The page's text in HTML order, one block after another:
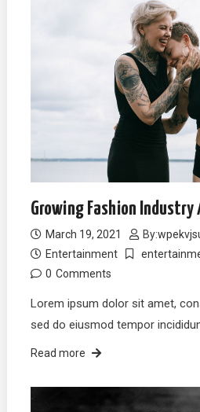
Growing Fashion Industry
March 19, 2021 By:
Entertainment
0 Comments
Lorem ipsum dolor sit amet,
sed do eiusmod tempor
Read more